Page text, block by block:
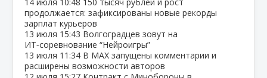
продолжается: зафиксированы новые рекорды
зарплат курьеров
13 июля 15:43 Волгоградцев зовут на
ИТ‑соревнование “Нейроигры”
13 июля 11:34 В МАХ запущены комментарии и
расширены возможности авторов